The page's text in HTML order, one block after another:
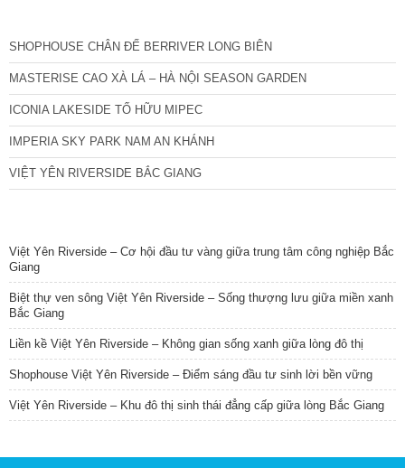
SHOPHOUSE CHÂN ĐẾ BERRIVER LONG BIÊN
MASTERISE CAO XÀ LÁ – HÀ NỘI SEASON GARDEN
ICONIA LAKESIDE TỐ HỮU MIPEC
IMPERIA SKY PARK NAM AN KHÁNH
VIỆT YÊN RIVERSIDE BẮC GIANG
Việt Yên Riverside – Cơ hội đầu tư vàng giữa trung tâm công nghiệp Bắc
Giang
Biệt thự ven sông Việt Yên Riverside – Sống thượng lưu giữa miền xanh
Bắc Giang
Liền kề Việt Yên Riverside – Không gian sống xanh giữa lòng đô thị
Shophouse Việt Yên Riverside – Điểm sáng đầu tư sinh lời bền vững
Việt Yên Riverside – Khu đô thị sinh thái đẳng cấp giữa lòng Bắc Giang